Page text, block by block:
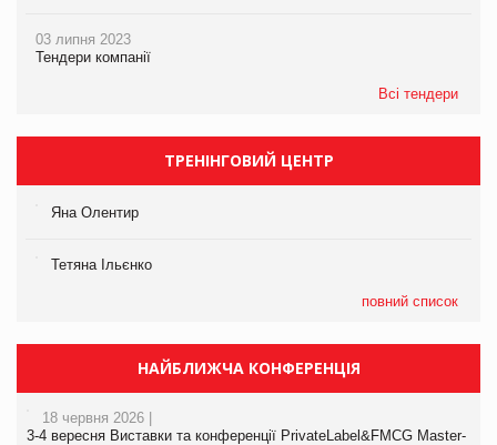
03 липня 2023
Тендери компанії
Всі тендери
ТРЕНІНГОВИЙ ЦЕНТР
Яна Олентир
Тетяна Ільєнко
повний список
НАЙБЛИЖЧА КОНФЕРЕНЦІЯ
18 червня 2026 |
3-4 вересня Виставки та конференції PrivateLabel&FMCG Master-